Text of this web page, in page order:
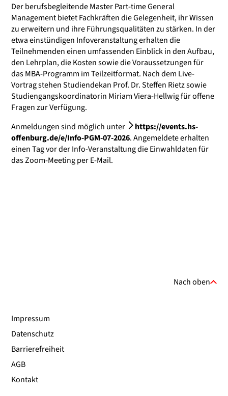
Der berufsbegleitende Master Part-time General
Management bietet Fachkräften die Gelegenheit, ihr Wissen
zu erweitern und ihre Führungsqualitäten zu stärken. In der
etwa einstündigen Infoveranstaltung erhalten die
Teilnehmenden einen umfassenden Einblick in den Aufbau,
den Lehrplan, die Kosten sowie die Voraussetzungen für
das MBA-Programm im Teilzeitformat. Nach dem Live-
Vortrag stehen Studiendekan Prof. Dr. Steffen Rietz sowie
Studiengangskoordinatorin Miriam Viera-Hellwig für offene
Fragen zur Verfügung.
Anmeldungen sind möglich unter
https://events.hs-
offenburg.de/e/Info-PGM-07-2026. Angemeldete erhalten
einen Tag vor der Info-Veranstaltung die Einwahldaten für
das Zoom-Meeting per E-Mail.
Nach oben
Impressum
Datenschutz
Barrierefreiheit
AGB
Kontakt